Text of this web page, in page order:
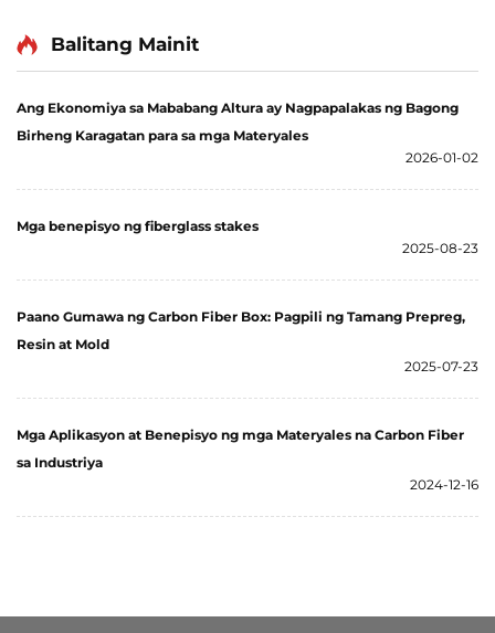
RodBalitang Mainit
Ang Ekonomiya sa Mababang Altura ay Nagpapalakas ng Bagong
Birheng Karagatan para sa mga Materyales
2026-01-02
Mga benepisyo ng fiberglass stakes
2025-08-23
Paano Gumawa ng Carbon Fiber Box: Pagpili ng Tamang Prepreg,
Resin at Mold
2025-07-23
Mga Aplikasyon at Benepisyo ng mga Materyales na Carbon Fiber
sa Industriya
2024-12-16